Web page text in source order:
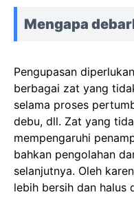
Mengapa
Pengupasan
berbagai zat yang
selama proses
debu, dll. Zat yang
mempengaruhi
bahkan pengolahan
selanjutnya. Oleh
lebih bersih dan halus